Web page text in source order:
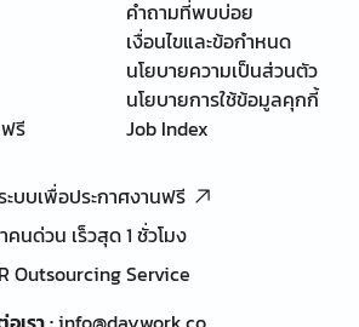
รี
คำถามที่พบบ่อย
เงื่อนไขและข้อกำหนด
นโยบายความเป็นส่วนตัว
นโยบายการใช้ข้อมูลคุกกี้
Job Index
ะบบเพื่อประกาศงานฟรี
คนด่วน เร็วสุด 1 ชั่วโมง
Outsourcing Service